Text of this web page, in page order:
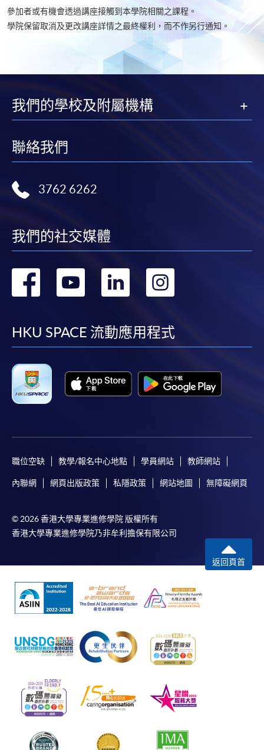
參加者或有機會透過講座接觸到本學院相關之課程。
學院保留取消及更改講座詳情之最終權利，而不作另行通知。
我們的學校及附屬機構
聯絡我們
3762 6262
我們的社交媒體
轉
facebook
轉
youtube
轉
linkedin
HKU SPACE 流動應用程式
職位空缺 教學/報名中心地點 學員網站 教師網站
內聯網 網頁出版政策 私隱政策 網站地圖 無障礙網頁
© 2026 香港大學專業進修學院 版權所有
香港大學專業進修學院乃非牟利擔保有限公司
返回頁首